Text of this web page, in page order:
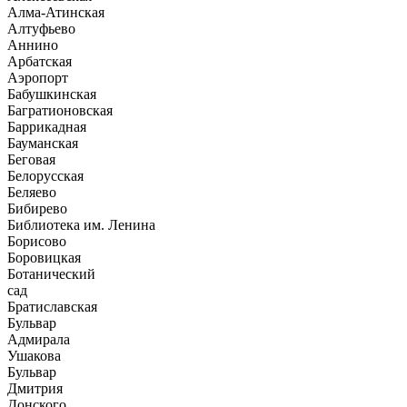
Алма-Атинская
Алтуфьево
Аннино
Арбатская
Аэропорт
Бабушкинская
Багратионовская
Баррикадная
Бауманская
Беговая
Белорусская
Беляево
Бибирево
Библиотека им. Ленина
Борисово
Боровицкая
Ботанический
сад
Братиславская
Бульвар
Адмирала
Ушакова
Бульвар
Дмитрия